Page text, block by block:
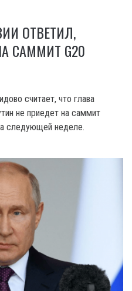
ОТВЕТИЛ,
САММИТ G20
считает, что глава
не приедет на саммит
следующей неделе.